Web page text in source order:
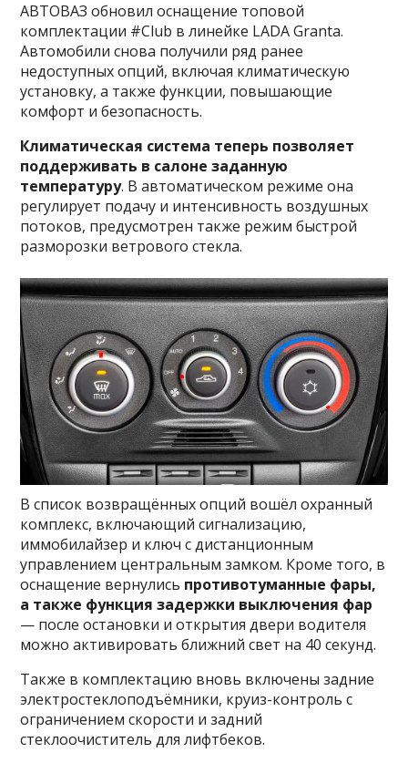
АВТОВАЗ обновил оснащение топовой
комплектации #Club в линейке LADA Granta.
Автомобили снова получили ряд ранее
недоступных опций, включая климатическую
установку, а также функции, повышающие
комфорт и безопасность.
Климатическая система теперь позволяет
поддерживать в салоне заданную
температуру. В автоматическом режиме она
регулирует подачу и интенсивность воздушных
потоков, предусмотрен также режим быстрой
разморозки ветрового стекла.
В список возвращённых опций вошёл охранный
комплекс, включающий сигнализацию,
иммобилайзер и ключ с дистанционным
управлением центральным замком. Кроме того, в
оснащение вернулись противотуманные фары,
а также функция задержки выключения фар
— после остановки и открытия двери водителя
можно активировать ближний свет на 40 секунд.
Также в комплектацию вновь включены задние
электростеклоподъёмники, круиз-контроль с
ограничением скорости и задний
стеклоочиститель для лифтбеков.